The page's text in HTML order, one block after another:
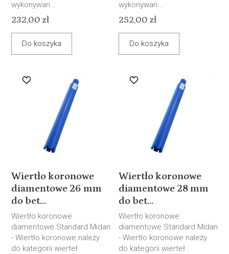
wykonywan...
232,00 zł
Do koszyka
wykonywan...
252,00 zł
Do koszyka
Wiertło koronowe
diamentowe 26 mm
do bet...
Wiertło koronowe
diamentowe Standard Midan
- Wiertło koronowe należy
do kategorii wierteł
Wiertło koronowe
diamentowe 28 mm
do bet...
Wiertło koronowe
diamentowe Standard Midan
- Wiertło koronowe należy
do kategorii wierteł